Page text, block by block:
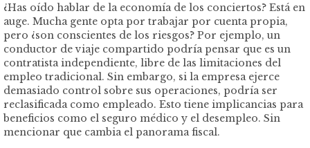
¿Has oído hablar de la economía de los conciertos? Está en
auge. Mucha gente opta por trabajar por cuenta propia,
pero ¿son conscientes de los riesgos? Por ejemplo, un
conductor de viaje compartido podría pensar que es un
contratista independiente, libre de las limitaciones del
empleo tradicional. Sin embargo, si la empresa ejerce
demasiado control sobre sus operaciones, podría ser
reclasificada como empleado. Esto tiene implicancias para
beneficios como el seguro médico y el desempleo. Sin
mencionar que cambia el panorama fiscal.